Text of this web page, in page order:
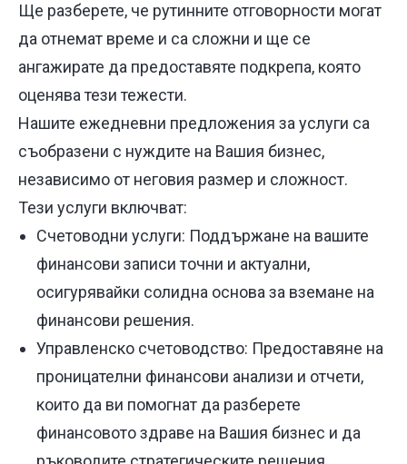
Ще разберете, че рутинните отговорности могат
да отнемат време и са сложни и ще се
ангажирате да предоставяте подкрепа, която
оценява тези тежести.
Нашите ежедневни предложения за услуги са
съобразени с нуждите на Вашия бизнес,
независимо от неговия размер и сложност.
Тези услуги включват:
Счетоводни услуги: Поддържане на вашите
финансови записи точни и актуални,
осигурявайки солидна основа за вземане на
финансови решения.
Управленско счетоводство: Предоставяне на
проницателни финансови анализи и отчети,
които да ви помогнат да разберете
финансовото здраве на Вашия бизнес и да